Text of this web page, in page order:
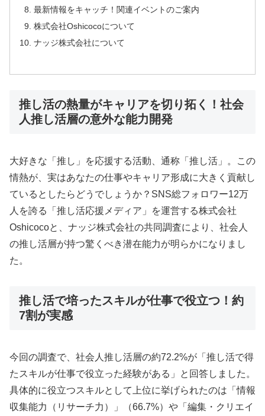
最新情報をキャッチ！関連イベントのご案内
株式会社Oshicocoについて
ナッジ株式会社について
推し活の熱量がキャリアを切り拓く！社会
人推し活層の意外な能力開発
大好きな「推し」を応援する活動、通称「推し活」。この
情熱が、実はあなたの仕事やキャリア形成に大きく貢献し
ているとしたらどうでしょうか？SNS総フォロワー12万
人を誇る「推し活応援メディア」を運営する株式会社
Oshicocoと、ナッジ株式会社の共同調査により、社会人
の推し活層が持つ驚くべき潜在能力が明らかになりまし
た。
推し活で培ったスキルが仕事で役立つ！約
7割が実感
今回の調査で、社会人推し活層の約72.2%が「推し活で得
たスキルが仕事で役立った経験がある」と回答しました。
具体的に役立つスキルとして上位に挙げられたのは「情報
収集能力（リサーチ力）」（66.7%）や「編集・クリエイ